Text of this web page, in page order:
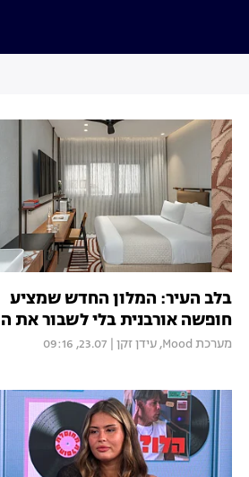
בלב העיר: המלון החדש שמציע
חופשה אורבנית בלי לשבור את
מערכת Mood , עידן זקן 23.07, 09:16